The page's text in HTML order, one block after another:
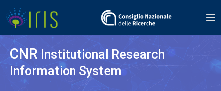
CNR Institutional Research
Information System